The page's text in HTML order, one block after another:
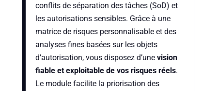
conflits de séparation des tâches (SoD) et
les autorisations sensibles. Grâce à une
matrice de risques personnalisable et des
analyses fines basées sur les objets
d’autorisation, vous disposez d’une vision
fiable et exploitable de vos risques réels.
Le module facilite la priorisation des